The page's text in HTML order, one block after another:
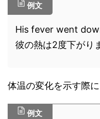
例文
His fever went
彼の熱は2度下がり
体温の変化を示す際
例文